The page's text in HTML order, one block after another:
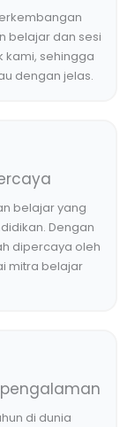
belajar dan sesi
kami, sehingga
dengan jelas.
belajar yang
Dengan
dipercaya oleh
mitra belajar
di dunia